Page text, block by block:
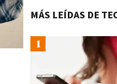
MÁS LEÍDAS DE